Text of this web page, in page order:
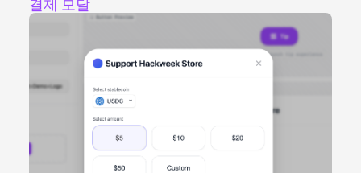
결제 모달